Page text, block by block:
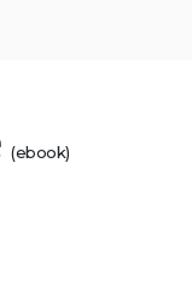
(ebook)